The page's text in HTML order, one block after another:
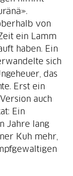
von
ein Lamm
haben. Ein
sich
das
Erst ein
auch
Ein
Jahre lang
Kuh mehr,